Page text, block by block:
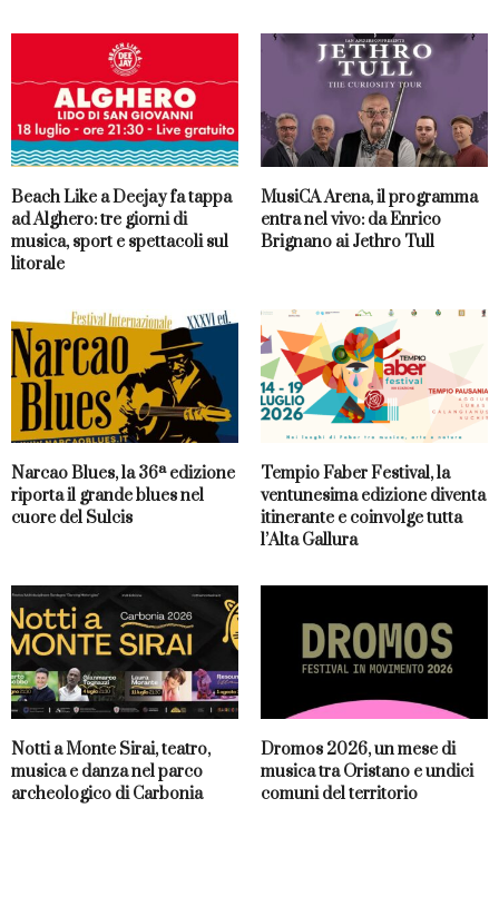
Beach Like a Deejay fa tappa
ad Alghero: tre giorni di
musica, sport e spettacoli sul
litorale
MusiCA Arena, il programma
entra nel vivo: da Enrico
Brignano ai Jethro Tull
Narcao Blues, la 36ª edizione
riporta il grande blues nel
cuore del Sulcis
Tempio Faber Festival, la
ventunesima edizione diventa
itinerante e coinvolge tutta
l’Alta Gallura
Notti a Monte Sirai, teatro,
musica e danza nel parco
archeologico di Carbonia
Dromos 2026, un mese di
musica tra Oristano e undici
comuni del territorio